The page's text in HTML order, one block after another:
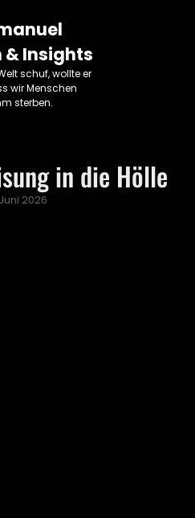
& Insights
schuf, wollte er
wir Menschen
sterben.
in die Hölle
2026